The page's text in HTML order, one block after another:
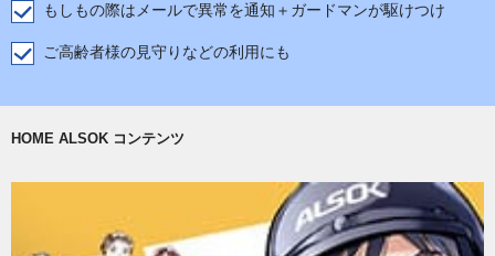
もしもの際はメールで異常を通知＋ガードマンが駆けつけ
ご高齢者様の見守りなどの利用にも
HOME ALSOK コンテンツ